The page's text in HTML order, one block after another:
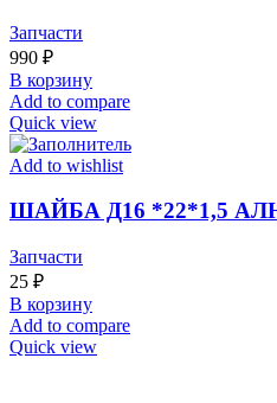
Запчасти
990 ₽
В корзину
Add to compare
Quick view
Add to wishlist
ШАЙБА Д16 *22*1,5
Запчасти
25 ₽
В корзину
Add to compare
Quick view